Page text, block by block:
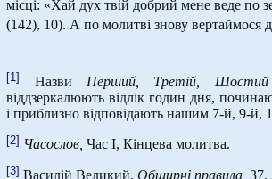
місці: «Хай дух твій добрий мене веде по
(142), 10). А по молитві знову вертаймося
[1] Назви Перший, Третій,
віддзеркалюють відлік годин дня,
і приблизно відповідають нашим 7-й, 9-й,
[2] Часослов,Час І, Кінцева молитва.
[3] Василій Великий,Обширні правила,37,